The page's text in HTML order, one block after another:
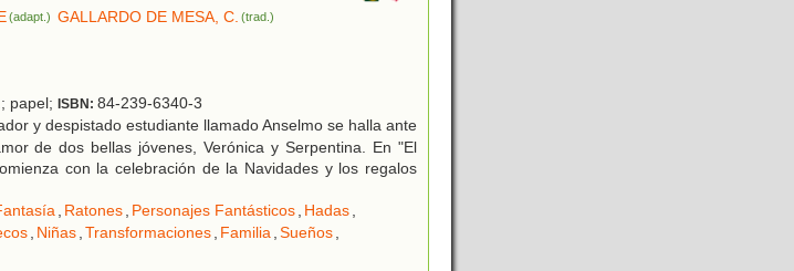
(adapt.) GALLARDO DE MESA, C. (trad.)
papel; ISBN: 84-239-6340-3
y despistado estudiante llamado Anselmo se halla ante
de dos bellas jóvenes, Verónica y Serpentina. En "El
con la celebración de la Navidades y los regalos
, Ratones, Personajes Fantásticos, Hadas,
, Niñas,Transformaciones, Familia,Sueños,